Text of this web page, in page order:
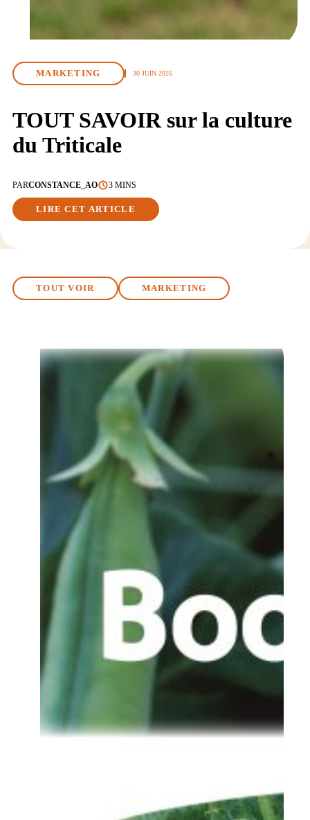
MARKETING 30 JUIN 2026
TOUT SAVOIR sur la culture
du Triticale
PARCONSTANCE_AO 3 MINS
LIRE CET ARTICLE
TOUT VOIR MARKETING